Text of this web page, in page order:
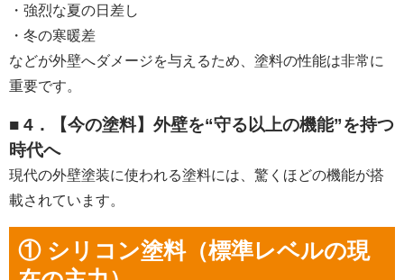
・強烈な夏の日差し
・冬の寒暖差
などが外壁へダメージを与えるため、塗料の性能は非常に
重要です。
■ 4．【今の塗料】外壁を“守る以上の機能”を持つ
時代へ
現代の外壁塗装に使われる塗料には、驚くほどの機能が搭
載されています。
① シリコン塗料（標準レベルの現